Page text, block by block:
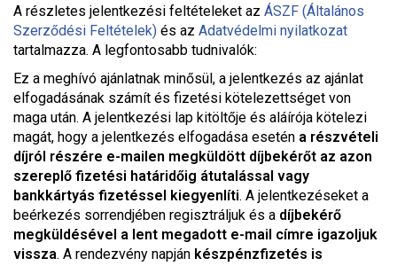
A részletes jelentkezési feltételeket az ÁSZF (Általános
Szerződési Feltételek) és az Adatvédelmi nyilatkozat
tartalmazza. A legfontosabb tudnivalók:
Ez a meghívó ajánlatnak minősül, a jelentkezés az ajánlat
elfogadásának számít és fizetési kötelezettséget von
maga után. A jelentkezési lap kitöltője és aláírója kötelezi
magát, hogy a jelentkezés elfogadása esetén a részvételi
díjról részére e-mailen megküldött díjbekérőt az azon
szereplő fizetési határidőig átutalással vagy
bankkártyás fizetéssel kiegyenlíti. A jelentkezéseket a
beérkezés sorrendjében regisztráljuk és a díjbekérő
megküldésével a lent megadott e-mail címre igazoljuk
vissza. A rendezvény napján készpénzfizetés is